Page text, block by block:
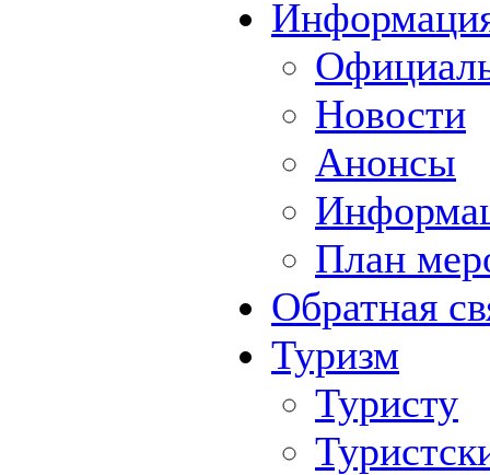
Новости
Анонсы
План
Обратная
Туризм
Туристу